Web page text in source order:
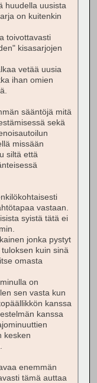
huudella uusista
on kuitenkin
toivottavasti
kisasarjojen
vetää uusia
ihan omien
sääntöjä mitä
sekä
missään
siltä että
vastaan.
syistä tätä ei
jonka pystyt
kuin sinä
omasta
on
sen vasta kun
kanssa
kanssa
kesken
enemmän
tämä auttaa